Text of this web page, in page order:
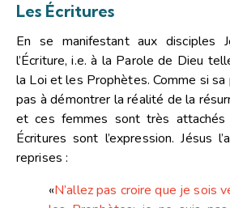
Les Écritures
En se manifestant aux disciples
l’Écriture, i.e. à la Parole de Dieu
la Loi et les Prophètes. Comme si
pas à démontrer la réalité de la
et ces femmes sont très
Écritures sont l’expression. Jésus
reprises :
«N’allez pas croire que je sois